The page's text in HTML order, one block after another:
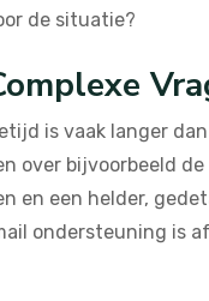
de situatie?
is vaak langer
over bijvoorbeeld
en een helder,
ondersteuning is